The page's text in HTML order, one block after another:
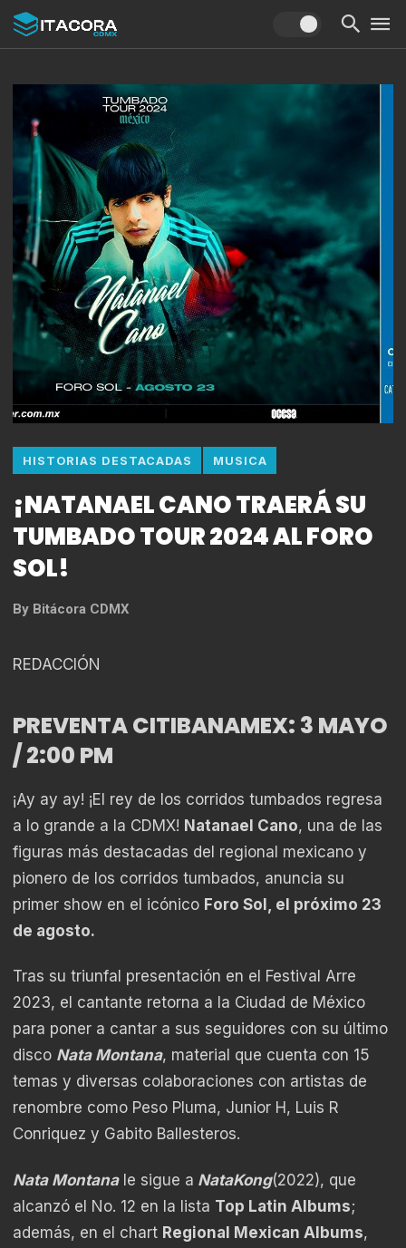
HISTORIAS DESTACADAS MUSICA
¡NATANAEL CANO TRAERÁ SU
TUMBADO TOUR 2024 AL FORO
SOL!
By Bitácora CDMX
REDACCIÓN
PREVENTA CITIBANAMEX: 3 MAYO
/ 2:00 PM
¡Ay ay ay! ¡El rey de los corridos tumbados regresa
a lo grande a la CDMX! Natanael Cano, una de las
figuras más destacadas del regional mexicano y
pionero de los corridos tumbados, anuncia su
primer show en el icónico Foro Sol, el próximo 23
de agosto.
Tras su triunfal presentación en el Festival Arre
2023, el cantante retorna a la Ciudad de México
para poner a cantar a sus seguidores con su último
disco Nata Montana, material que cuenta con 15
temas y diversas colaboraciones con artistas de
renombre como Peso Pluma, Junior H, Luis R
Conriquez y Gabito Ballesteros.
Nata Montanale sigue a NataKong(2022), que
alcanzó el No. 12 en la lista Top Latin Albums;
además, en el chart Regional Mexican Albums,